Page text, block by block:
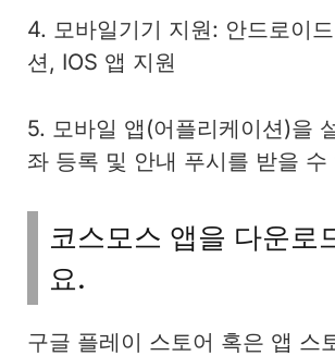
4. 모바일기기 지원: 안드로이
션, IOS 앱 지원
5. 모바일 앱(어플리케이션)을
좌 등록 및 안내 푸시를 받을 수
코스모스 앱을 다운로
요.
구글 플레이 스토어 혹은 앱 스